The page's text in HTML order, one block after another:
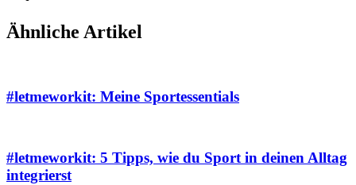
Ähnliche Artikel
#letmeworkit: Meine Sportessentials
#letmeworkit: 5 Tipps, wie du Sport in deinen Alltag
integrierst